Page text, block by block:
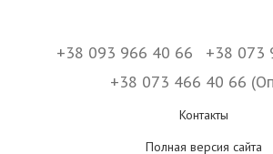
+38 093 966 40 66
+38 073
+38 073 466 40 66
Контакты
Полная версия сайта